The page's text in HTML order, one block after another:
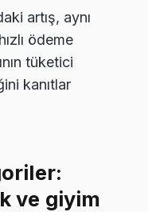
artış, aynı
ödeme
tüketici
kanıtlar
ve giyim